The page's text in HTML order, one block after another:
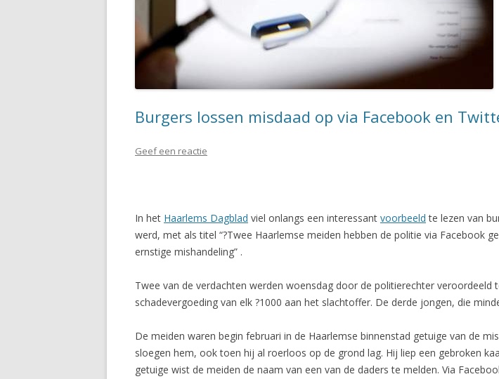
Burgers lossen misdaad op via Facebook en
Geef een reactie
In het Haarlems Dagblad viel onlangs een interessant voorbeeld te lezen van
werd, met als titel “?Twee Haarlemse meiden hebben de politie via Facebook
ernstige mishandeling” .
Twee van de verdachten werden woensdag door de politierechter
schadevergoeding van elk ?1000 aan het slachtoffer. De derde jongen, die
De meiden waren begin februari in de Haarlemse binnenstad getuige van de
sloegen hem, ook toen hij al roerloos op de grond lag. Hij liep een gebroken
getuige wist de meiden de naam van een van de daders te melden. Via